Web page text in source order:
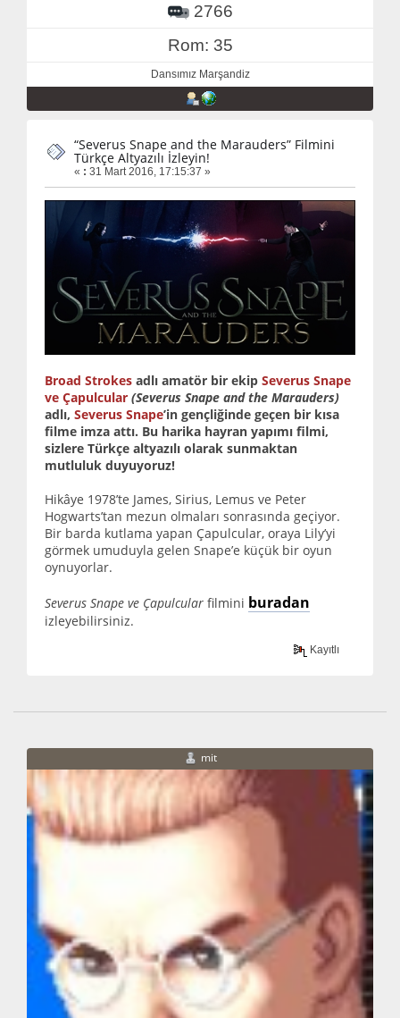
2766
Rom: 35
Dansımız Marşandiz
“Severus Snape and the Marauders” Filmini
Türkçe Altyazılı İzleyin!
« : 31 Mart 2016, 17:15:37 »
Broad Strokes adlı amatör bir ekip Severus Snape
ve Çapulcular (Severus Snape and the Marauders)
adlı, Severus Snape’in gençliğinde geçen bir kısa
filme imza attı. Bu harika hayran yapımı filmi,
sizlere Türkçe altyazılı olarak sunmaktan
mutluluk duyuyoruz!
Hikâye 1978’te James, Sirius, Lemus ve Peter
Hogwarts’tan mezun olmaları sonrasında geçiyor.
Bir barda kutlama yapan Çapulcular, oraya Lily’yi
görmek umuduyla gelen Snape’e küçük bir oyun
oynuyorlar.
Severus Snape ve Çapulcular filmini buradan
izleyebilirsiniz.
Kayıtlı
mit